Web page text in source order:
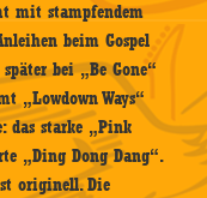
mit stampfendem
beim Gospel
bei „Be Gone“
„Lowdown Ways“
das starke „Pink
„Ding Dong Dang“.
originell. Die